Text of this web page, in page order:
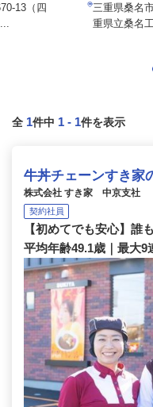
13（四
三重県桑名
重県立桑名
全 1件中 1 - 1件を表示
牛丼チェーンすき家
株式会社 すき家 中京支社
契約社員
【初めてでも安心】誰
平均年齢49.1歳｜最大9